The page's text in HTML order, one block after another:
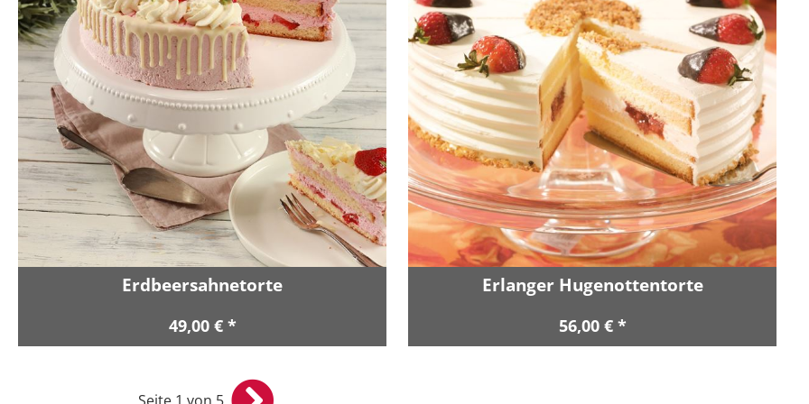
Erdbeersahnetorte
49,00 € *
Erlanger Hugenottentorte
56,00 € *